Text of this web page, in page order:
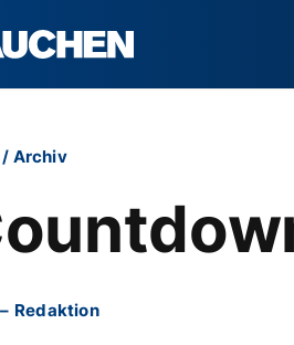
/ Archiv
– Redaktion